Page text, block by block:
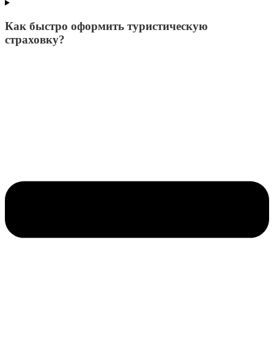
Как быстро оформить туристическую
страховку?